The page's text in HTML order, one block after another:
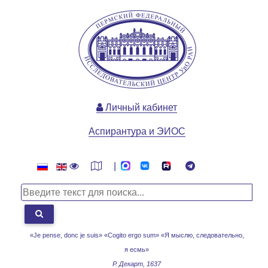
«Je pense, donc je suis» «Cogito ergo sum» «Я мыслю, следовательно,
я есмь»
Р. Декарт, 1637
Личный кабинет
Аспирантура и ЭИОС